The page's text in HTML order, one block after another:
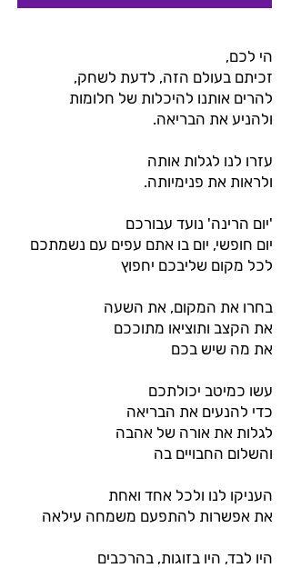
הי לכם,
זכיתם בעולם הזה, לדעת לשחק,
להרים אותנו להיכלות של חלומות
ולהניע את הבריאה.
עזרו לנו לגלות אותה
ולראות את פנימיותה.
'יום הרינה' נועד עבורכם
יום חופשי, יום בו אתם עפים עם נשמתכם
לכל מקום שליבכם יחפוץ
בחרו את המקום, את השעה
את הקצב ותוציאו מתוככם
את מה שיש בכם
עשו כמיטב יכולתכם
כדי להנעים את הבריאה
לגלות את אורה של אהבה
והשלום החבויים בה
העניקו לנו ולכל אחד ואחת
את אפשרות להתפעם משמחה עילאה
היו לבד, היו בזוגות, בהרכבים